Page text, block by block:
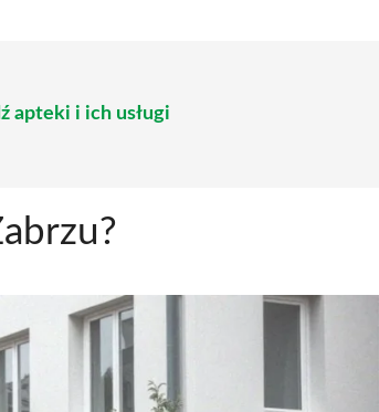
apteki i ich usługi